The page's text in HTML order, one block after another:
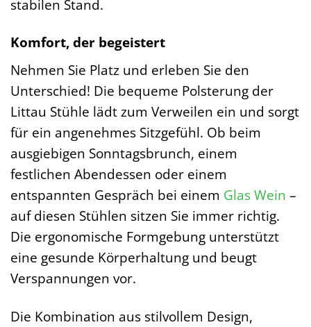
stabilen Stand.
Komfort, der begeistert
Nehmen Sie Platz und erleben Sie den
Unterschied! Die bequeme Polsterung der
Littau Stühle lädt zum Verweilen ein und sorgt
für ein angenehmes Sitzgefühl. Ob beim
ausgiebigen Sonntagsbrunch, einem
festlichen Abendessen oder einem
entspannten Gespräch bei einem GlasWein –
auf diesen Stühlen sitzen Sie immer richtig.
Die ergonomische Formgebung unterstützt
eine gesunde Körperhaltung und beugt
Verspannungen vor.
Die Kombination aus stilvollem Design,